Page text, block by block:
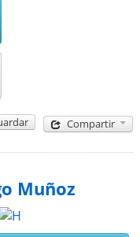
Compartir
Muñoz